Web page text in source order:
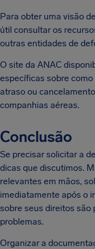
Para obter uma visão
útil consultar os
outras entidades de
O site da ANAC
específicas sobre
atraso ou
companhias aéreas.
Conclusão
Se precisar solicitar a
dicas que discutimos.
relevantes em mãos,
imediatamente após o
sobre seus direitos
problemas.
Organizar a